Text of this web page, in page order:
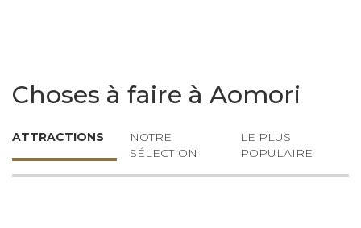
Choses à faire à Aomori
ATTRACTIONS
NOTRE
SÉLECTION
LE PLUS
POPULAIRE